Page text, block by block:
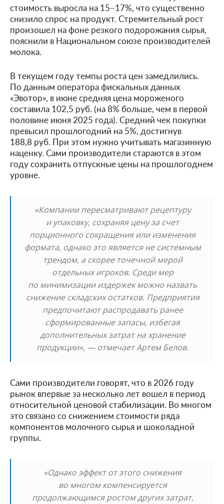
стоимость выросла на 15−17%, что существенно
снизило спрос на продукт. Стремительный рост
произошел на фоне резкого подорожания сырья,
пояснили в Национальном союзе производителей
молока.
В текущем году темпы роста цен замедлились.
По данным оператора фискальных данных
«Эвотор», в июне средняя цена мороженого
составила 102,5 руб. (на 8% больше, чем в первой
половине июня 2025 года). Средний чек покупки
превысил прошлогодний на 5%, достигнув
188,8 руб. При этом нужно учитывать магазинную
наценку. Сами производители стараются в этом
году сохранить отпускные цены на прошлогоднем
уровне.
«Компании пересматривают рецептуру
и упаковку, сохраняя цену за счет
порционного сокращения или изменения
формата, однако это является не системным
трендом, а скорее точечной мерой
отдельных игроков. Среди мер
по минимизации издержек можно назвать
снижение складских остатков. Предприятия
предпочитают распродавать ранее
сформированные запасы, избегая
дополнительных затрат на хранение
продукции», — отмечает Артем Белов.
Сами производители говорят, что в 2026 году
рынок впервые за несколько лет вошел в период
относительной ценовой стабилизации. Во многом
это связано со снижением стоимости ряда
компонентов молочного сырья и шоколадной
группы.
«Однако эффект от этого снижения
во многом компенсируется
продолжающимся ростом других затрат,